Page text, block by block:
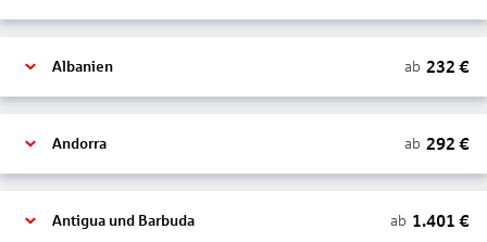
Albanien ab 232 €
Andorra ab 292 €
Antigua und Barbuda ab 1.401 €